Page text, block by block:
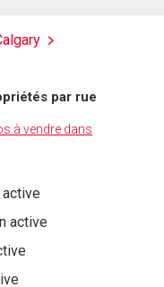
par rue
à vendre dans
active